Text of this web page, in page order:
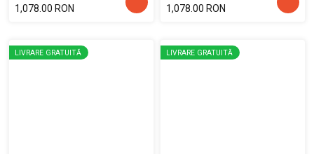
1,078.00 RON
1,078.00 RON
LIVRARE GRATUITĂ LIVRARE GRATUITĂ